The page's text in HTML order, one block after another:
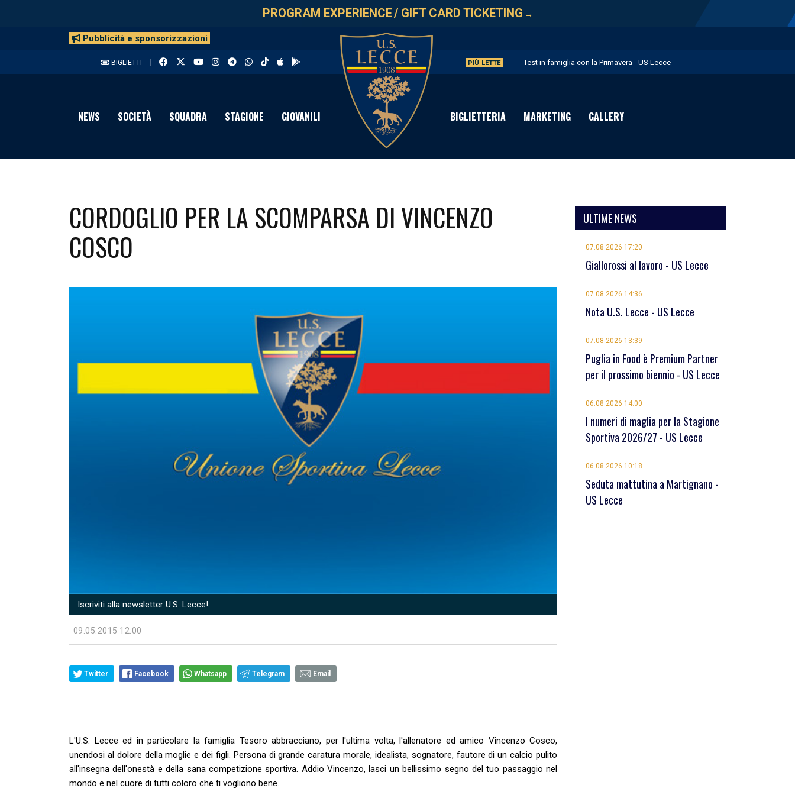
PROGRAM EXPERIENCE/ GIFT CARD TICKETING →
Pubblicità e sponsorizzazioni
BIGLIETTI PIÙ LETTE Test in famiglia con la Primavera - US Lecce
Geubbels in giallorosso - US Lecce
Aratravel è Premium Partner per la stagione 2026/27 - US Lecce
NEWS SOCIETÀ SQUADRA STAGIONE GIOVANILI BIGLIETTERIA MARKETING GALLERY
CORDOGLIO PER LA SCOMPARSA DI VINCENZO
COSCO
Iscriviti alla newsletter U.S. Lecce!
09.05.2015 12:00
Twitter Facebook Whatsapp Telegram Email
L'U.S. Lecce ed in particolare la famiglia Tesoro abbracciano, per l'ultima volta, l'allenatore ed amico Vincenzo Cosco,
unendosi al dolore della moglie e dei figli. Persona di grande caratura morale, idealista, sognatore, fautore di un calcio pulito
all'insegna dell'onestà e della sana competizione sportiva. Addio Vincenzo, lasci un bellissimo segno del tuo passaggio nel
mondo e nel cuore di tutti coloro che ti vogliono bene.
ULTIME NEWS
07.08.2026 17:20
Giallorossi al lavoro - US Lecce
07.08.2026 14:36
Nota U.S. Lecce - US Lecce
07.08.2026 13:39
Puglia in Food è Premium Partner
per il prossimo biennio - US Lecce
06.08.2026 14:00
I numeri di maglia per la Stagione
Sportiva 2026/27 - US Lecce
06.08.2026 10:18
Seduta mattutina a Martignano -
US Lecce